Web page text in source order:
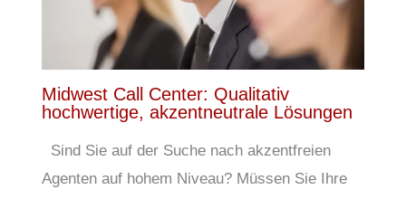
Midwest Call Center: Qualitativ
hochwertige, akzentneutrale Lösungen
Sind Sie auf der Suche nach akzentfreien
Agenten auf hohem Niveau? Müssen Sie Ihre